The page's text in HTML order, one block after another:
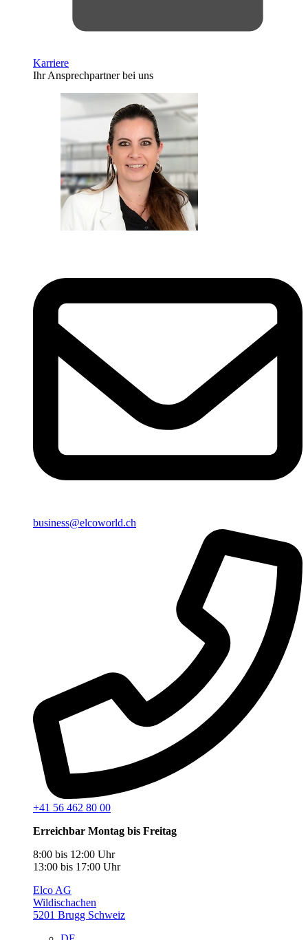
Karriere
Ihr Ansprechpartner bei uns
business@elcoworld.ch
+41 56 462 80 00
Erreichbar Montag bis Freitag
8:00 bis 12:00 Uhr
13:00 bis 17:00 Uhr
Elco AG
Wildischachen
5201 Brugg Schweiz